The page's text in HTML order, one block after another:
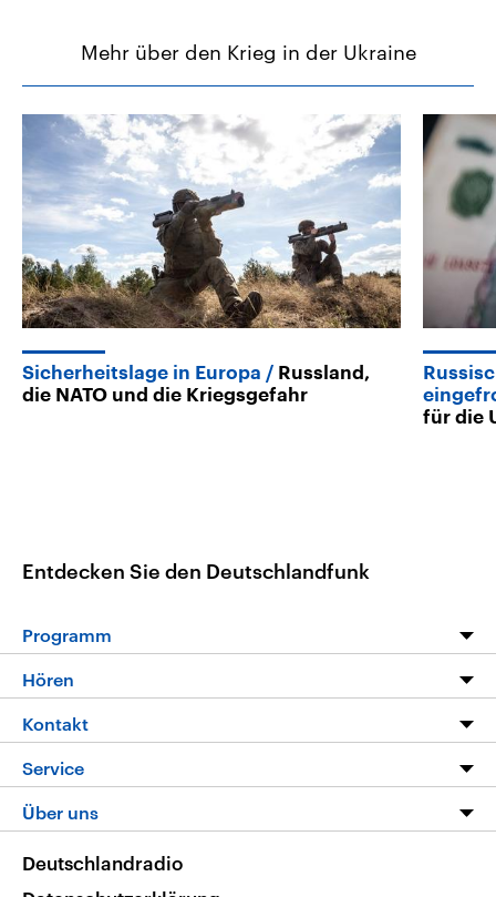
Mehr über den Krieg in der Ukraine
Sicherheitslage in Europa
Russland,
die NATO und die Kriegsgefahr
für die
Entdecken Sie den Deutschlandfunk
Programm
Programm
Die Nachrichten
Nachrichtenleicht
Neue Beiträge auf dlf.de
Hören
Livestream
Podcasts
Deutschlandfunk App
Nachrichten App
Kontakt
Hörerservice
Service
FAQ
Veranstaltungen
Über uns
Deutschlandradio